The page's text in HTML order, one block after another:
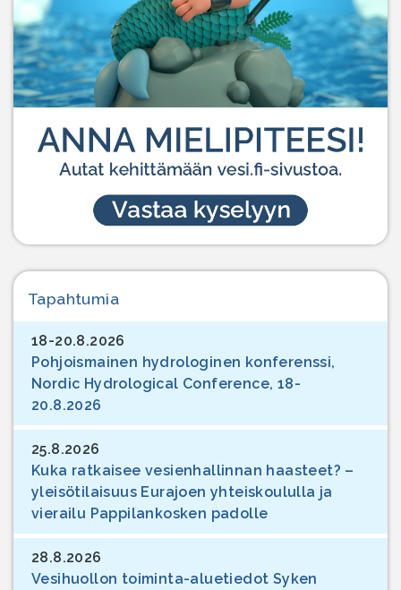
Tapahtumia
18-20.8.2026
Pohjoismainen hydrologinen konferenssi,
Nordic Hydrological Conference, 18-
20.8.2026
25.8.2026
Kuka ratkaisee vesienhallinnan haasteet? –
yleisötilaisuus Eurajoen yhteiskoululla ja
vierailu Pappilankosken padolle
28.8.2026
Vesihuollon toiminta-aluetiedot Syken